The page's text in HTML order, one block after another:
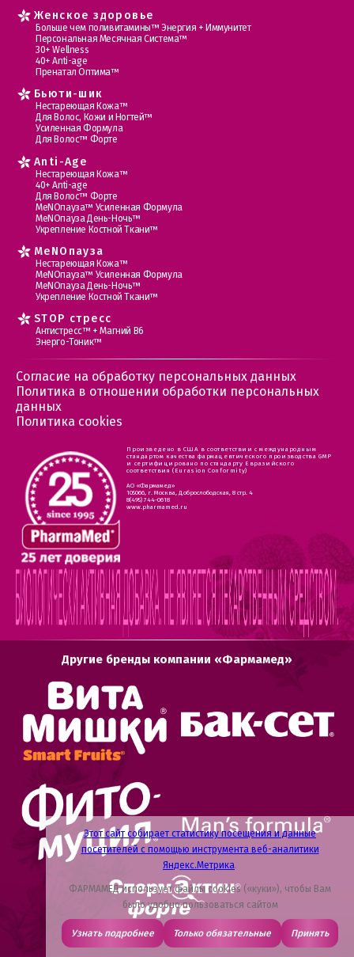
Этот сайт собирает статистику посещения и данные
посетителей с помощью инструмента веб-аналитики
Яндекс.Метрика.
ФАРМАМЕД использует файлы cookies («куки»), чтобы Вам
было удобно пользоваться сайтом
Узнать подробнее Только обязательные Принять
Женское здоровье
Больше чем поливитамины™ Энергия + Иммунитет
Персональная Месячная Система™
30+ Wellness
40+ Anti-age
Пренатал Оптима™
Бьюти-шик
Нестареющая Кожа™
Для Волос, Кожи и Ногтей™
Усиленная Формула
Для Волос™ Форте
Anti-Age
Нестареющая Кожа™
40+ Anti-age
Для Волос™ Форте
МеNOпауза™ Усиленная Формула
МеNOпауза День-Ночь™
Укрепление Костной Ткани™
MеNOпауза
Нестареющая Кожа™
МеNOпауза™ Усиленная Формула
МеNOпауза День-Ночь™
Укрепление Костной Ткани™
STOP стресс
Антистресс™ + Магний В6
Энерго-Тоник™
Согласие на обработку персональных данных
Политика в отношении обработки персональных
данных
Политика cookies
Произведено в США в соответствии с международным
стандартом качества фармацевтического производства GMP
и сертифицировано по стандарту Евразийского
соответствия (Eurasion Conformity)
АО «Фармамед»
105066, г. Москва, Доброслободская, 8 стр. 4
8(495) 744-0618
www.pharmamed.ru
Другие бренды компании «Фармамед»